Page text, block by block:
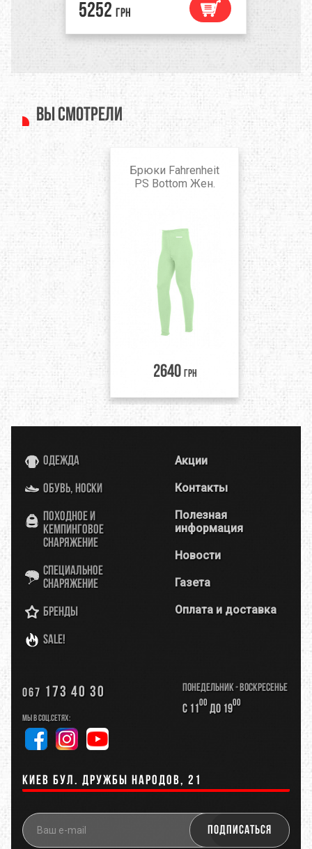
5252 грн
Вы смотрели
Брюки Fahrenheit
PS Bottom Жен.
2640 грн
Одежда
Обувь, носки
Походное и
кемпинговое
снаряжение
Специальное
снаряжение
Бренды
SALE!
Акции
Контакты
Полезная
информация
Новости
Газета
Оплата и доставка
067 173 40 30
Мы в соц.сетях:
Понедельник - Воскресенье
с 1100 до 1900
Киев бул. Дружбы Народов, 21